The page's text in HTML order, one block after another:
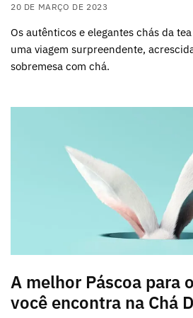
20 DE MARÇO DE 2023
Os autênticos e elegantes chás da
uma viagem surpreendente,
sobremesa com chá.
A melhor Páscoa para
você encontra na Chá